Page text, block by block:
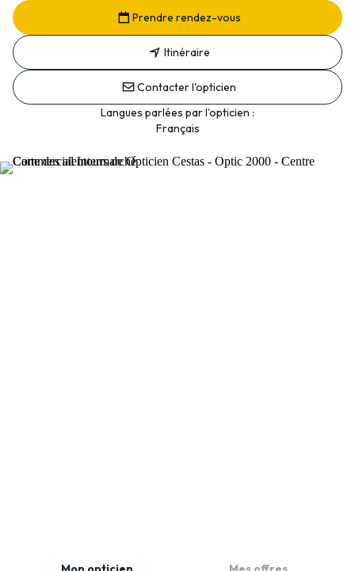
Prendre rendez-vous
Itinéraire
Contacter l'opticien
Langues parlées par l'opticien :
Français